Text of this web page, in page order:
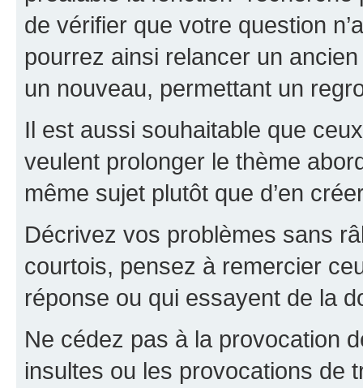
de vérifier que votre question
pourrez ainsi relancer un
un nouveau, permettant un
Il est aussi souhaitable que
veulent prolonger le thème
même sujet plutôt que d’en
Décrivez vos problèmes sans
courtois, pensez à remercier
réponse ou qui essayent de la
Ne cédez pas à la provocation
insultes ou les provocations de